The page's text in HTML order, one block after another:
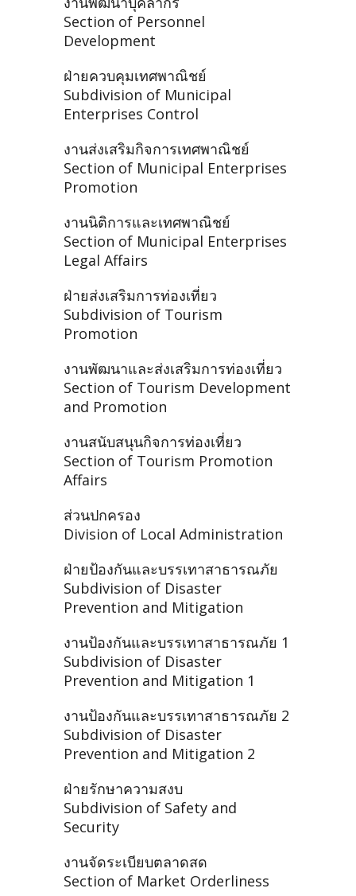
Section of Personnel
Development
ฝ่ายควบคุมเทศพาณิชย์
Subdivision of Municipal
Enterprises Control
งานส่งเสริมกิจการเทศพาณิชย์
Section of Municipal Enterprises
Promotion
งานนิติการและเทศพาณิชย์
Section of Municipal Enterprises
Legal Affairs
ฝ่ายส่งเสริมการท่องเที่ยว
Subdivision of Tourism
Promotion
งานพัฒนาและส่งเสริมการท่องเที่ยว
Section of Tourism Development
and Promotion
งานสนับสนุนกิจการท่องเที่ยว
Section of Tourism Promotion
Affairs
ส่วนปกครอง
Division of Local Administration
ฝ่ายป้องกันและบรรเทาสาธารณภัย
Subdivision of Disaster
Prevention and Mitigation
งานป้องกันและบรรเทาสาธารณภัย 1
Subdivision of Disaster
Prevention and Mitigation 1
งานป้องกันและบรรเทาสาธารณภัย 2
Subdivision of Disaster
Prevention and Mitigation 2
ฝ่ายรักษาความสงบ
Subdivision of Safety and
Security
งานจัดระเบียบตลาดสด
Section of Market Orderliness